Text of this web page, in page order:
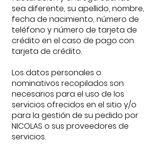
sea diferente, su apellido, nombre,
fecha de nacimiento, número de
teléfono y número de tarjeta de
crédito en el caso de pago con
tarjeta de crédito.
Los datos personales o
nominativos recopilados son
necesarios para el uso de los
servicios ofrecidos en el sitio y/o
para la gestión de su pedido por
NICOLAS o sus proveedores de
servicios.